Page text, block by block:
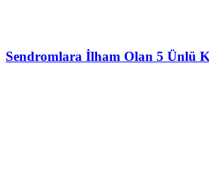
Sendromlara İlham Olan 5 Ünlü